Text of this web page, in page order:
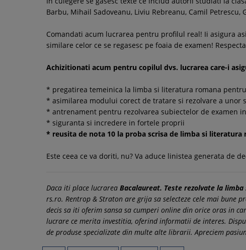
Barbu, Mihail Sadoveanu, Liviu Rebreanu, Camil
Comandati acum lucrarea pentru profilul real! Ii asigura
similare celor ce se regasesc pe foaia de examen!
Achizitionati acum pentru copilul dvs. lucrarea care-i
* pregatirea temeinica la limba si literatura romana
* asimilarea modului corect de tratare si rezolvare a unor
* antrenament pentru rezolvarea subiectelor de examen
* siguranta si incredere in fortele proprii
* reusita de nota 10 la proba scrisa de limba si literatura
Este ceea ce va doriti, nu? Va aduce linistea generata
Daca iti place lucrarea Bacalaureat. Teste rezolvate la
rs.ro. Rentrop & Straton are grija sa selecteze cele mai bune
decis sa iti oferim sansa sa cumperi online din orice oras in
lucrare ce merita investitia, oferind informatii de interes.
de produse specializate din multe alte librarii. Apreciem